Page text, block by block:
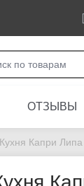
ОТЗЫВЫ
Кухня Капри